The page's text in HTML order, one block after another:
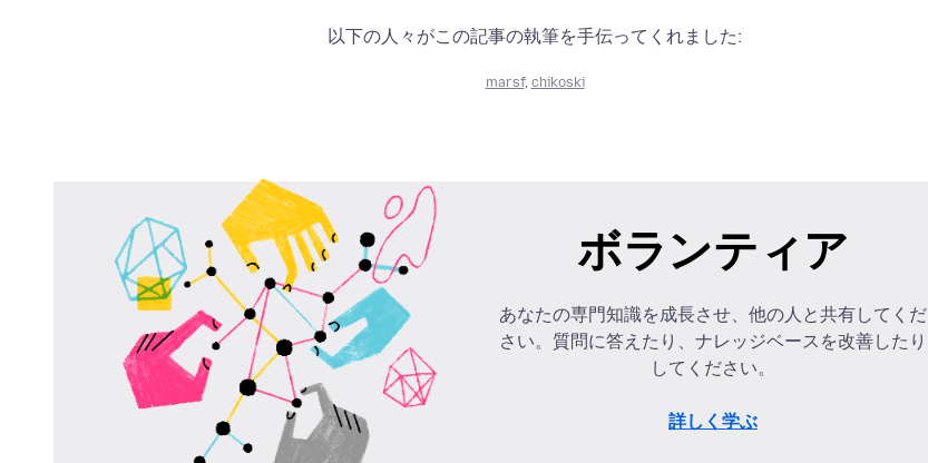
以下の人々がこの記事の執筆を手伝ってくれました:
marsf, chikoski
ボランティア
あなたの専門知識を成長させ、他の人と共有してくだ
さい。質問に答えたり、ナレッジベースを改善したり
してください。
詳しく学ぶ